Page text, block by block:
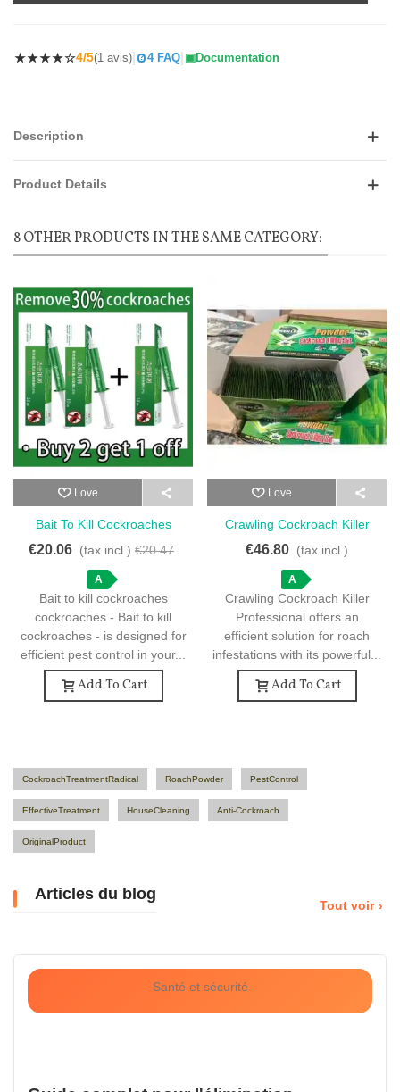
4/5(1 avis) 4 FAQ Documentation
Description
Product Details
8 OTHER PRODUCTS IN THE SAME CATEGORY:
Love
Bait To Kill Cockroaches
Cockroaches - Bait To Kill
Cockroaches - 3 PCS JP
Syringe And Gel Bait Set
€20.06 (tax incl.) €20.47
A
Bait to kill cockroaches
cockroaches - Bait to kill
cockroaches - is designed for
efficient pest control in your...
Add To Cart
Love
Crawling Cockroach Killer
Professional - 50 Sachets For
Effective Pest Control
€46.80 (tax incl.)
A
Crawling Cockroach Killer
Professional offers an
efficient solution for roach
infestations with its powerful...
Add To Cart
CockroachTreatmentRadical RoachPowder PestControl
EffectiveTreatment HouseCleaning Anti-Cockroach
OriginalProduct
Articles du blog
Tout voir
Santé et sécurité